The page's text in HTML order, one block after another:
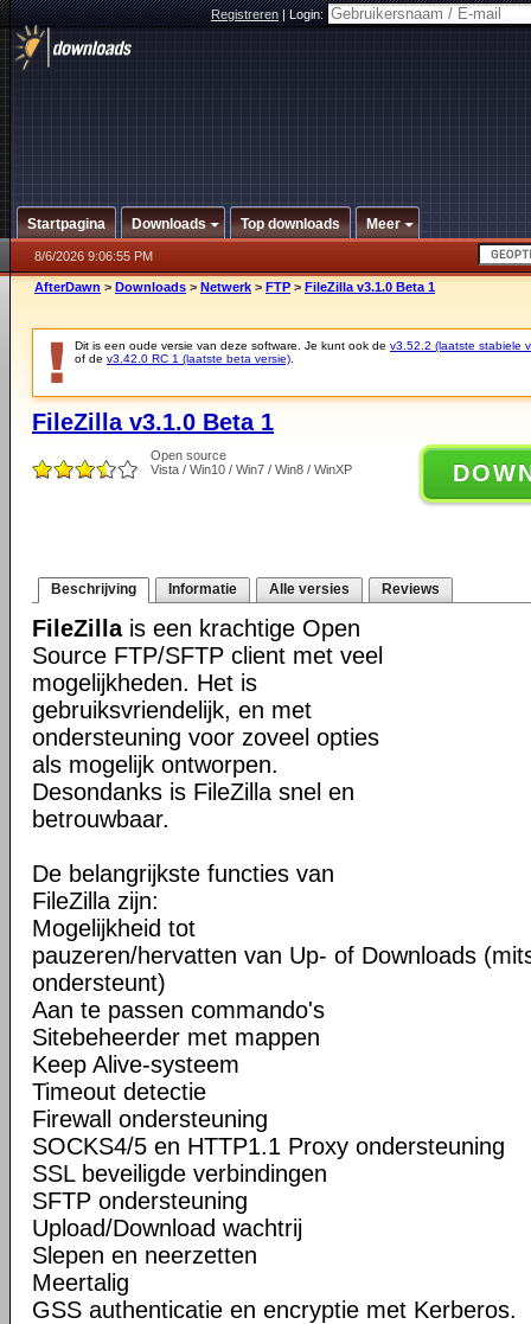
Registreren|Login:
Startpagina Downloads Top downloads Meer
8/6/2026 9:06:55 PM
AfterDawn > Downloads > Netwerk > FTP > FileZilla v3.1.0 Beta 1
Dit is een oude versie van deze software. Je kunt ook de v3.52.2 (laatste stabiele
of de v3.42.0 RC 1 (laatste beta versie)
FileZilla v3.1.0 Beta 1
Open source
Vista / Win10 / Win7 / Win8 / WinXP
Beschrijving Informatie Alle versies Reviews
FileZillais een krachtige Open
Source FTP/SFTP client met veel
mogelijkheden. Het is
gebruiksvriendelijk, en met
ondersteuning voor zoveel opties
als mogelijk ontworpen.
Desondanks is FileZilla snel en
betrouwbaar.
De belangrijkste functies van
FileZilla zijn:
Mogelijkheid tot
pauzeren/hervatten van Up- of Downloads
ondersteunt)
Aan te passen commando's
Sitebeheerder met mappen
Keep Alive-systeem
Timeout detectie
Firewall ondersteuning
SOCKS4/5 en HTTP1.1 Proxy ondersteuning
SSL beveiligde verbindingen
SFTP ondersteuning
Upload/Download wachtrij
Slepen en neerzetten
Meertalig
GSS authenticatie en encryptie met Kerberos.